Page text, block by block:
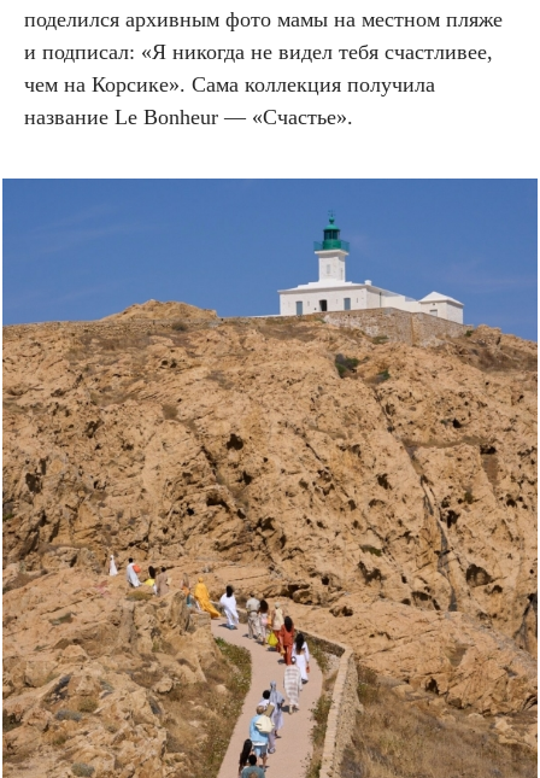
поделился архивным фото мамы на местном пляже
и подписал: «Я никогда не видел тебя счастливее,
чем на Корсике». Сама коллекция получила
название Le Bonheur — «Счастье».